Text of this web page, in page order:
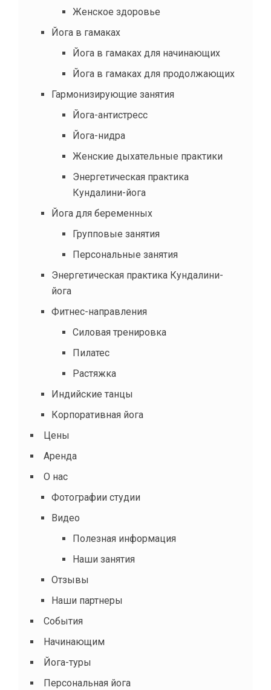
Женское здоровье
Йога в гамаках
Йога в гамаках для начинающих
Йога в гамаках для продолжающих
Гармонизирующие занятия
Йога-антистресс
Йога-нидра
Женские дыхательные практики
Энергетическая практика
Кундалини-йога
Йога для беременных
Групповые занятия
Персональные занятия
Энергетическая практика Кундалини-
йога
Фитнес-направления
Силовая тренировка
Пилатес
Растяжка
Индийские танцы
Корпоративная йога
Цены
Аренда
О нас
Фотографии студии
Видео
Полезная информация
Наши занятия
Отзывы
Наши партнеры
События
Начинающим
Йога-туры
Персональная йога